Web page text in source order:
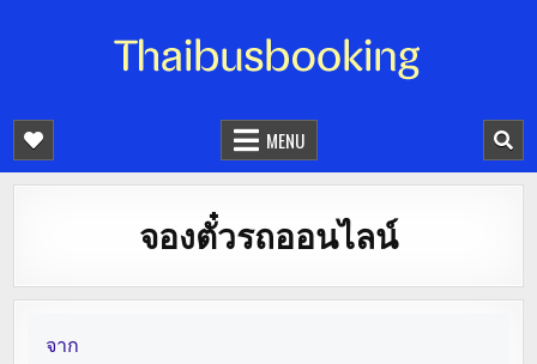
จองตั๋วรถออนไลน์ 24 ชั่วโมง
MENU
จองตั๋วรถออนไลน์